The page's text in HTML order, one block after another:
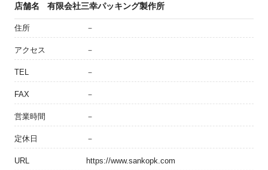
店舗名 有限会社三幸パッキング製作所
住所 －
アクセス －
TEL －
FAX －
営業時間 －
定休日 －
URL https://www.sankopk.com